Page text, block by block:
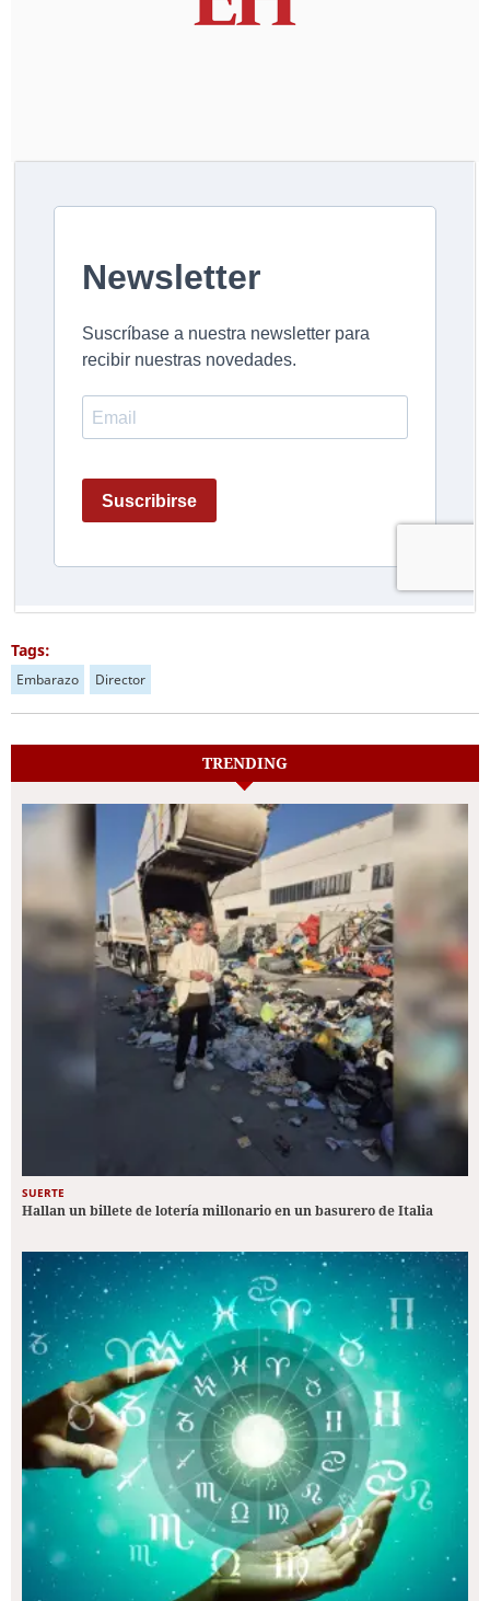
Tags:
Embarazo Director
TRENDING
SUERTE
Hallan un billete de lotería millonario en un basurero de Italia